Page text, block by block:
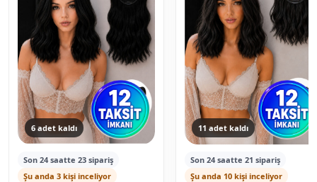
6 adet kaldı
Son 24 saatte 23 sipariş
Şu anda 3 kişi inceliyor
11 adet kaldı
Son 24 saatte 21 sipariş
Şu anda 10 kişi inceliyor